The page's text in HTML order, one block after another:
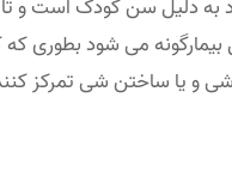
می شود بطوری
و یا ساختن شی تمرکز